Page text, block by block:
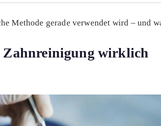
Methode gerade verwendet wird – und
Zahnreinigung wirklich